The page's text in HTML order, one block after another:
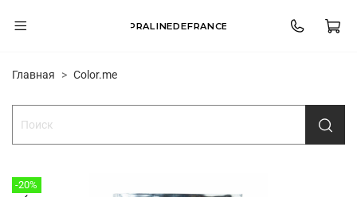
PRALINEDEFRANCE
Главная Color.me
-20%